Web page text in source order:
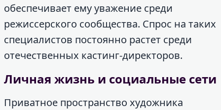
обеспечивает ему уважение среди
режиссерского сообщества. Спрос на таких
специалистов постоянно растет среди
отечественных кастинг-директоров.
Личная жизнь и социальные сети
Приватное пространство художника